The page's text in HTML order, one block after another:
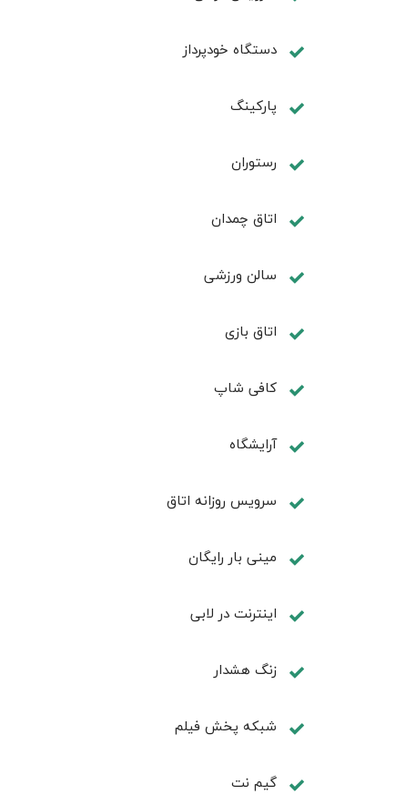
دستگاه خودپرداز
پارکینگ
رستوران
اتاق چمدان
سالن ورزشی
اتاق بازی
کافی شاپ
آرایشگاه
سرویس روزانه اتاق
مینی بار رایگان
اينترنت در لابی
زنگ هشدار
شبکه پخش فیلم
گیم نت